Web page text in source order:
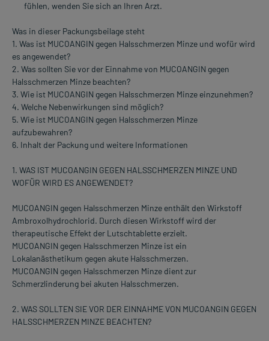
fühlen, wenden Sie sich an Ihren Arzt.
Was in dieser Packungsbeilage steht
1. Was ist MUCOANGIN gegen Halsschmerzen Minze und wofür wird
es angewendet?
2. Was sollten Sie vor der Einnahme von MUCOANGIN gegen
Halsschmerzen Minze beachten?
3. Wie ist MUCOANGIN gegen Halsschmerzen Minze einzunehmen?
4. Welche Nebenwirkungen sind möglich?
5. Wie ist MUCOANGIN gegen Halsschmerzen Minze
aufzubewahren?
6. Inhalt der Packung und weitere Informationen
1. WAS IST MUCOANGIN GEGEN HALSSCHMERZEN MINZE UND
WOFÜR WIRD ES ANGEWENDET?
MUCOANGIN gegen Halsschmerzen Minze enthält den Wirkstoff
Ambroxolhydrochlorid. Durch diesen Wirkstoff wird der
therapeutische Effekt der Lutschtablette erzielt.
MUCOANGIN gegen Halsschmerzen Minze ist ein
Lokalanästhetikum gegen akute Halsschmerzen.
MUCOANGIN gegen Halsschmerzen Minze dient zur
Schmerzlinderung bei akuten Halsschmerzen.
2. WAS SOLLTEN SIE VOR DER EINNAHME VON MUCOANGIN GEGEN
HALSSCHMERZEN MINZE BEACHTEN?